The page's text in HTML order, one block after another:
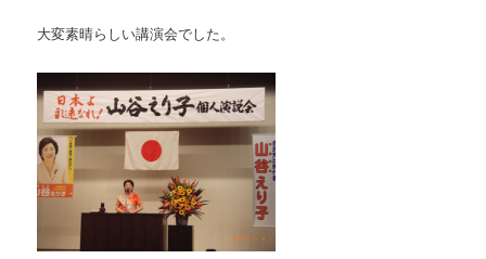
大変素晴らしい講演会でした。